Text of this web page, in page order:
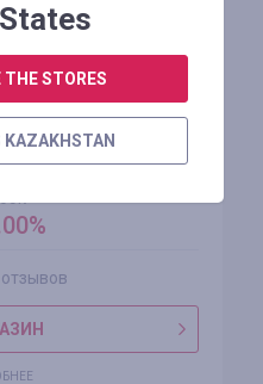
THE STORES
KAZAKHSTAN